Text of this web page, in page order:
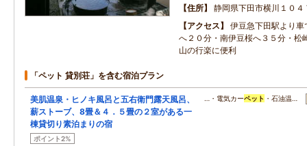
住所
静岡県下田市横川１０４
アクセス
伊豆急下田駅より
へ２０分・南伊豆桜へ３５分・松
山の行楽に便利
「ペット 貸別荘」を含む宿泊プラン
美肌温泉・ヒノキ風呂と五右衛門露天風呂、
薪ストーブ、8畳＆４．５畳の２室がある一
棟貸切り素泊まりの宿
ポイント2%
…・電気カーペット ・石油温…